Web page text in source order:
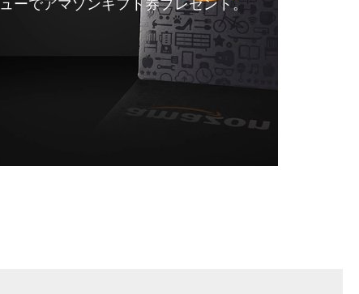
ューでアマゾンギフト券プレゼント。